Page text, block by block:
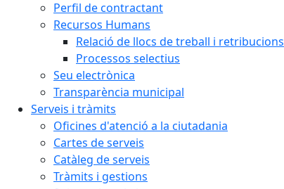
Perfil de contractant
Recursos Humans
Relació de llocs de treball i retribucions
Processos selectius
Seu electrònica
Transparència municipal
Serveis i tràmits
Oficines d'atenció a la ciutadania
Cartes de serveis
Catàleg de serveis
Tràmits i gestions